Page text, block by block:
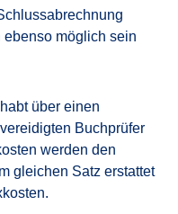
möglich sein
über einen
Buchprüfer
werden den
gleichen Satz erstattet